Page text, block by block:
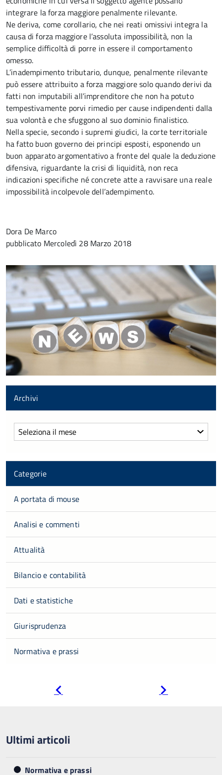
integrare la forza maggiore penalmente rilevante.
Ne deriva, come corollario, che nei reati omissivi integra la
causa di forza maggiore l’assoluta impossibilità, non la
semplice difficoltà di porre in essere il comportamento
omesso.
L’inadempimento tributario, dunque, penalmente rilevante
può essere attribuito a forza maggiore solo quando derivi da
fatti non imputabili all’imprenditore che non ha potuto
tempestivamente porvi rimedio per cause indipendenti dalla
sua volontà e che sfuggono al suo dominio finalistico.
Nella specie, secondo i supremi giudici, la corte territoriale
ha fatto buon governo dei principi esposti, esponendo un
buon apparato argomentativo a fronte del quale la deduzione
difensiva, riguardante la crisi di liquidità, non reca
indicazioni specifiche né concrete atte a ravvisare una reale
impossibilità incolpevole dell’adempimento.
Dora De Marco
pubblicato Mercoledì 28 Marzo 2018
Archivi
Archivi
Categorie
A portata di mouse
Analisi e commenti
Attualità
Bilancio e contabilità
Dati e statistiche
Giurisprudenza
Normativa e prassi
Ultimi articoli
Normativa e prassi